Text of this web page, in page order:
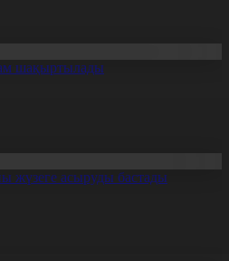
шақыртылады
жүзеге асыруды бастады